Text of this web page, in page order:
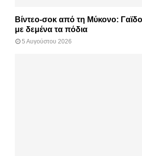
Βίντεο-σοκ από τη Μύκονο:
με δεμένα τα πόδια
5 Αυγούστου 2026